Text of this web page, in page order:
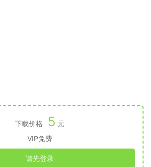
下载价格 5 元
VIP免费
请先登录